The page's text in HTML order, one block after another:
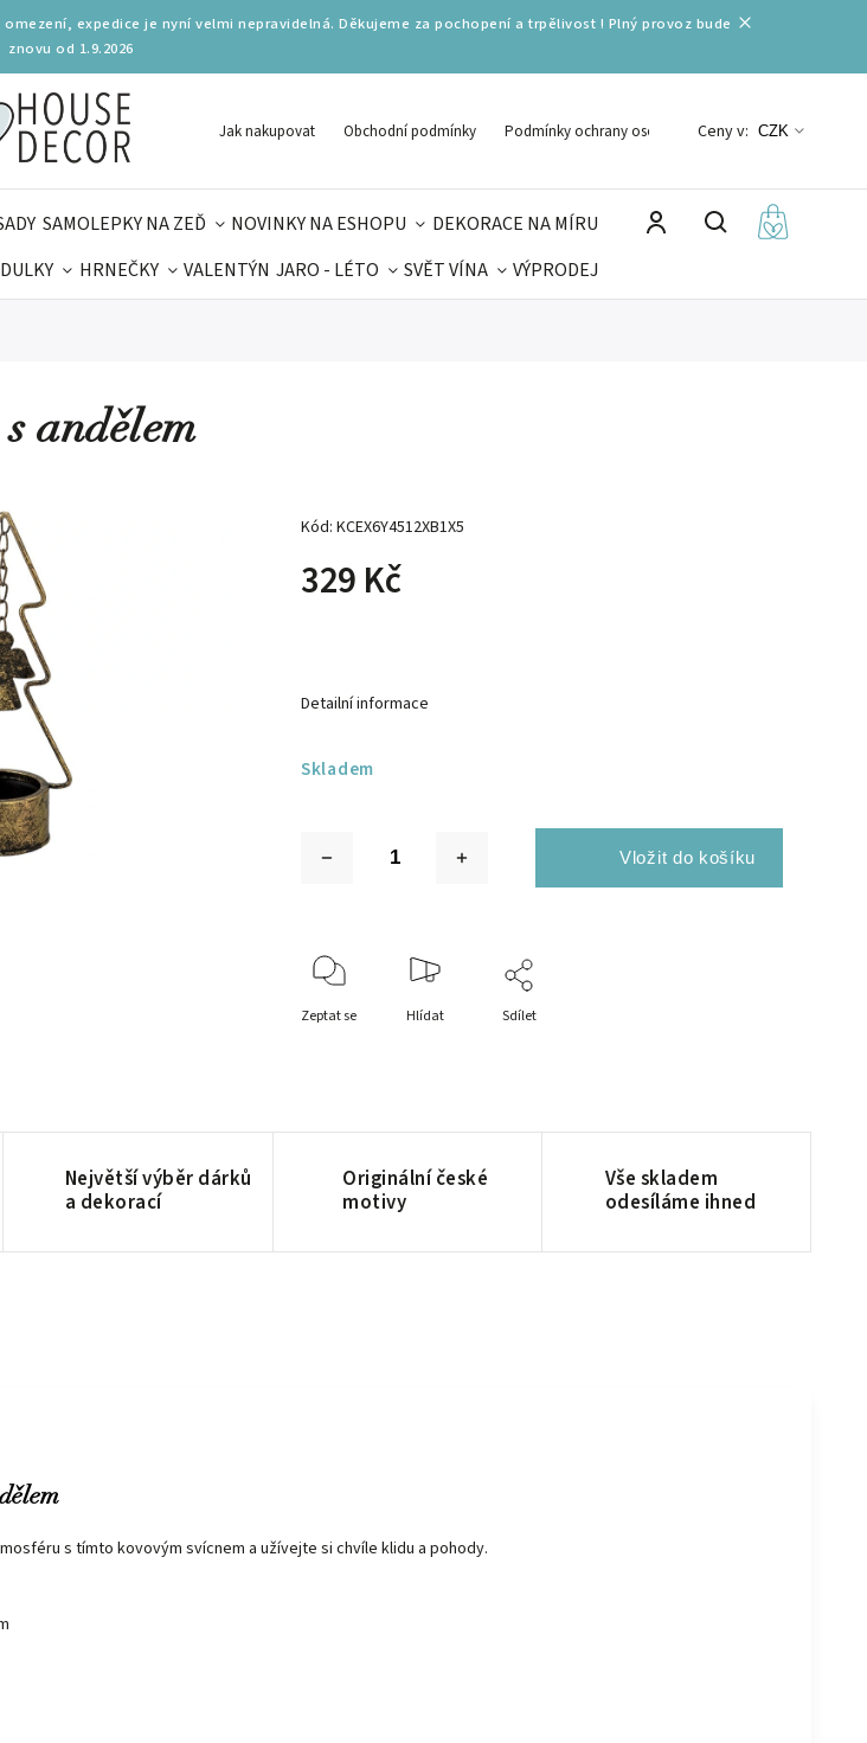
expedice je nyní velmi nepravidelná. Děkujeme za pochopení a trpělivost ! Plný provoz bude
znovu od 1.9.2026
Jak nakupovat Obchodní podmínky Podmínky ochrany osobních údajů
Ceny v: CZK
SAMOLEPKY NA ZEĎ NOVINKY NA ESHOPU
DEKORACE NA MÍRU
HRNEČKY VALENTÝN JARO - LÉTO SVĚT VÍNA
VÝPRODEJ
andělem
Kód: KCEX6Y4512XB1X5
329 Kč
Skladem
Detailní informace
Zeptat se Hlídat Sdílet
Největší výběr dárků
a dekorací
Originální české
motivy
Vše skladem
odesíláme ihned
s tímto kovovým svícnem a užívejte si chvíle klidu a pohody.